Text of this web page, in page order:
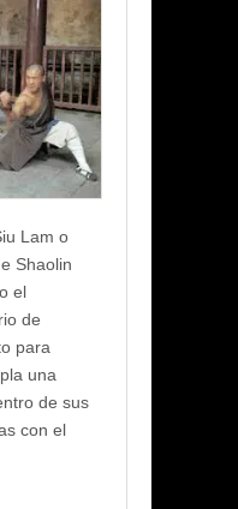
Lam o
Shaolin
el
de
para
una
de sus
con el